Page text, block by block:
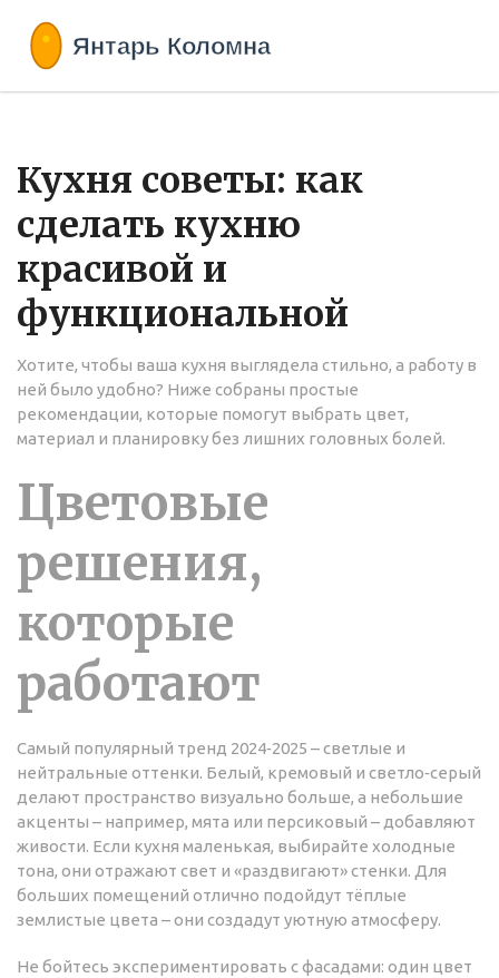
Кухня советы: как
сделать кухню
красивой и
функциональной
Хотите, чтобы ваша кухня выглядела стильно, а работу в
ней было удобно? Ниже собраны простые
рекомендации, которые помогут выбрать цвет,
материал и планировку без лишних головных болей.
Цветовые
решения,
которые
работают
Самый популярный тренд 2024‑2025 – светлые и
нейтральные оттенки. Белый, кремовый и светло‑серый
делают пространство визуально больше, а небольшие
акценты – например, мята или персиковый – добавляют
живости. Если кухня маленькая, выбирайте холодные
тона, они отражают свет и «раздвигают» стенки. Для
больших помещений отлично подойдут тёплые
землистые цвета – они создадут уютную атмосферу.
Не бойтесь экспериментировать с фасадами: один цвет